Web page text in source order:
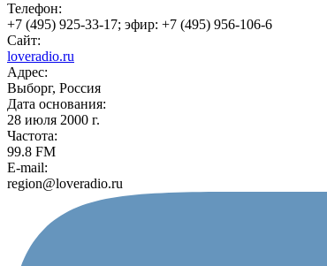
Телефон:
+7 (495) 925-33-17; эфир: +7 (495) 956-106-6
Сайт:
loveradio.ru
Адрес:
Выборг, Россия
Дата основания:
28 июля 2000 г.
Частота:
99.8 FM
E-mail:
region@loveradio.ru